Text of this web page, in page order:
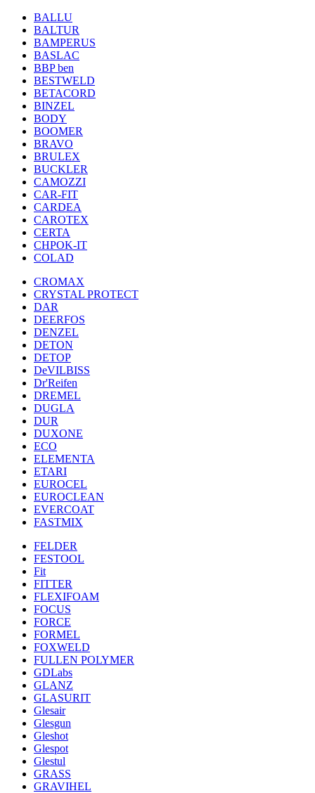
BALLU
BALTUR
BAMPERUS
BASLAC
BBP ben
BESTWELD
BETACORD
BINZEL
BODY
BOOMER
BRAVO
BRULEX
BUCKLER
CAMOZZI
CAR-FIT
CARDEA
CAROTEX
CERTA
CHPOK-IT
COLAD
CROMAX
CRYSTAL PROTECT
DAR
DEERFOS
DENZEL
DETON
DETOP
DeVILBISS
Dr'Reifen
DREMEL
DUGLA
DUR
DUXONE
ECO
ELEMENTA
ETARI
EUROCEL
EUROCLEAN
EVERCOAT
FASTMIX
FELDER
FESTOOL
Fit
FITTER
FLEXIFOAM
FOCUS
FORCE
FORMEL
FOXWELD
FULLEN POLYMER
GDLabs
GLANZ
GLASURIT
Glesair
Glesgun
Gleshot
Glespot
Glestul
GRASS
GRAVIHEL